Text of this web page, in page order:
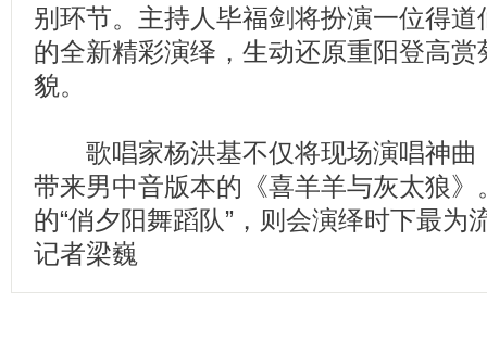
别环节。主持人毕福剑将扮演一位得
的全新精彩演绎，生动还原重阳登高
貌。
歌唱家杨洪基不仅将现场演唱神曲
带来男中音版本的《喜羊羊与灰太狼
的“俏夕阳舞蹈队”，则会演绎时下最为
记者梁巍